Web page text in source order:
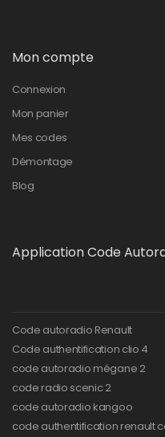
Mon compte
Connexion
Mon panier
Mes codes
Démontage
Blog
Application Code
Code autoradio Renault
Code authentification clio 4
code autoradio mégane 2
code radio scenic 2
code autoradio kangoo
code authentification renault